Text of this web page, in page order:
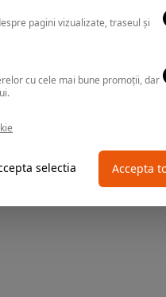
pagini vizualizate, traseul și
cu cele mai bune promoții, dar
selectia Accepta